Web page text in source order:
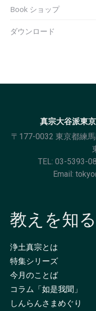
Book ショップ
ダウンロード
真宗大谷派東
〒177-0032 東京都練
TEL: 03-5393-
Email:
教えを知る
浄土真宗とは
特集シリーズ
今月のことば
コラム「如是我聞」
しんらんさまめぐり